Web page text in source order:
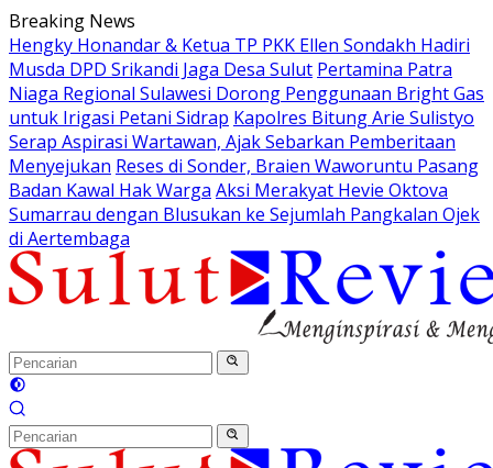
Langsung
ke
konten
Breaking News
Hengky Honandar & Ketua TP PKK Ellen Sondakh Hadiri
Musda DPD Srikandi Jaga Desa Sulut Pertamina Patra
Niaga Regional Sulawesi Dorong Penggunaan Bright Gas
untuk Irigasi Petani Sidrap Kapolres Bitung Arie Sulistyo
Serap Aspirasi Wartawan, Ajak Sebarkan Pemberitaan
Menyejukan Reses di Sonder, Braien Waworuntu Pasang
Badan Kawal Hak Warga Aksi Merakyat Hevie Oktova
Sumarrau dengan Blusukan ke Sejumlah Pangkalan Ojek
di Aertembaga